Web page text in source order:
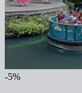
-5%